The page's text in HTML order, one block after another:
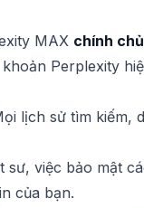
MAX chính chủ
Perplexity
lịch sử tìm kiếm,
việc bảo mật
của bạn.